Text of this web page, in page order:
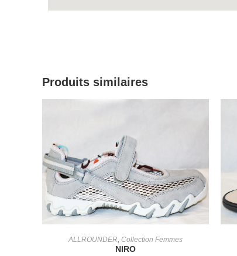
Produits similaires
CHOIX DES OPTIONS
ALLROUNDER Collection Femmes
NIRO